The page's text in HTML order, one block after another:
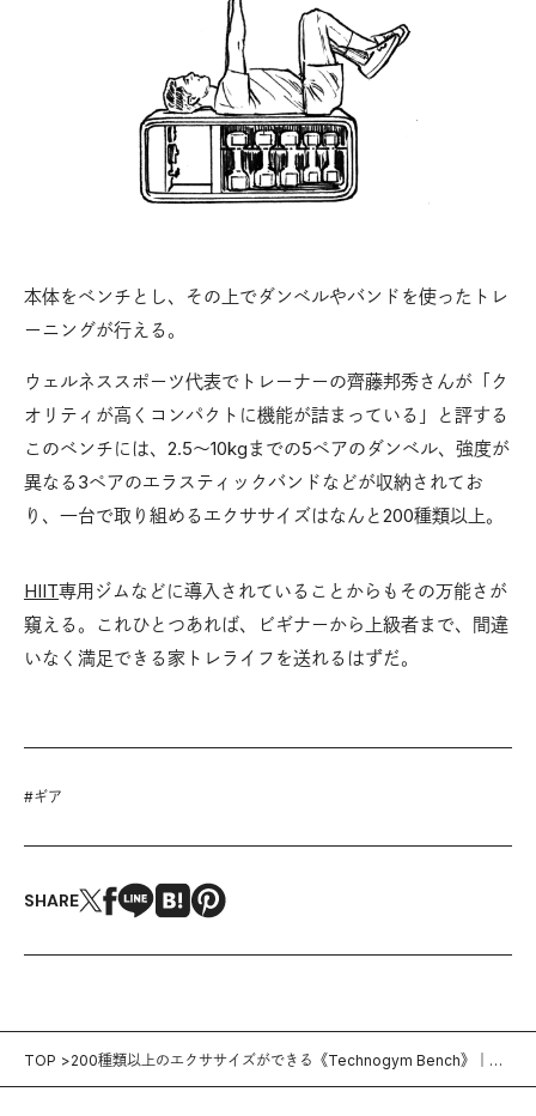
本体をベンチとし、その上でダンベルやバンドを使ったトレ
ーニングが行える。
ウェルネススポーツ代表でトレーナーの齊藤邦秀さんが「ク
オリティが高くコンパクトに機能が詰まっている」と評する
このベンチには、2.5〜10kgまでの5ペアのダンベル、強度が
異なる3ペアのエラスティックバンドなどが収納されてお
り、一台で取り組めるエクササイズはなんと200種類以上。
HIIT専用ジムなどに導入されていることからもその万能さが
窺える。これひとつあれば、ビギナーから上級者まで、間違
いなく満足できる家トレライフを送れるはずだ。
#ギア
SHARE
TOP
200種類以上のエクササイズができる《Technogym Bench》｜フ